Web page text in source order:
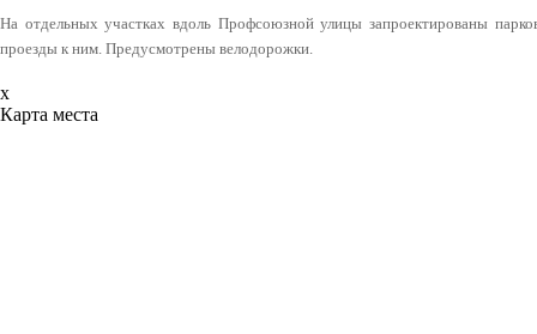
На отдельных участках вдоль Профсоюзной улицы запроектированы
проезды к ним. Предусмотрены велодорожки.
x
Карта места